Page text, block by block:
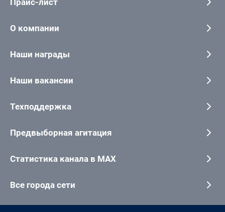
О компании
Наши награды
Наши вакансии
Техподдержка
Предвыборная агитация
Статистика канала в MAX
Все города сети